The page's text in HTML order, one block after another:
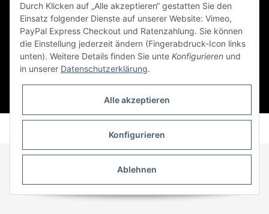
Kooperationspartner von iamok
* Alle Preise inkl. gesetzlicher USt., zzgl.Versand
Durch Klicken auf „Alle akzeptieren“ gestatten Sie den
Einsatz folgender Dienste auf unserer Website: Vimeo,
PayPal Express Checkout und Ratenzahlung. Sie können
die Einstellung jederzeit ändern (Fingerabdruck-Icon links
unten). Weitere Details finden Sie unte Konfigurieren und
in unserer Datenschutzerklärung.
Alle akzeptieren
Konfigurieren
Ablehnen